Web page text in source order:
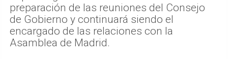
preparación de las reuniones del Consejo
de Gobierno y continuará siendo el
encargado de las relaciones con la
Asamblea de Madrid.